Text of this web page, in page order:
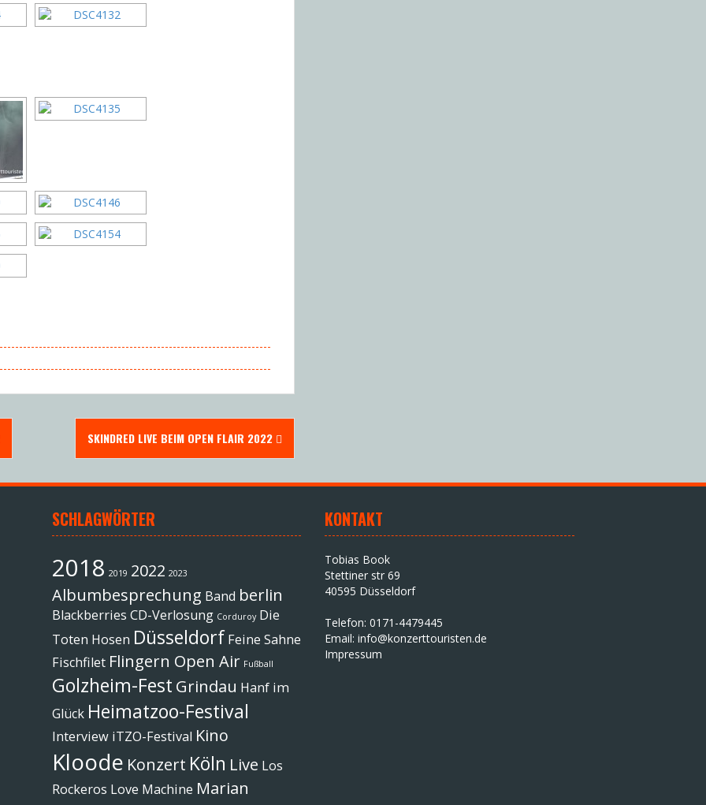
SKINDRED LIVE BEIM OPEN FLAIR 2022
SCHLAGWÖRTER
2018 2019 2022 2023
Albumbesprechung Band berlin
Blackberries CD-Verlosung Corduroy Die
Toten Hosen Düsseldorf Feine Sahne
Fischfilet Flingern Open Air Fußball
Golzheim-Fest Grindau Hanf im
Glück Heimatzoo-Festival
Interview iTZO-Festival Kino
Kloode Konzert Köln Live Los
Rockeros Love Machine Marian
KONTAKT
Tobias Book
Stettiner str 69
40595 Düsseldorf
Telefon: 0171-4479445
Email:info@konzerttouristen.de
Impressum